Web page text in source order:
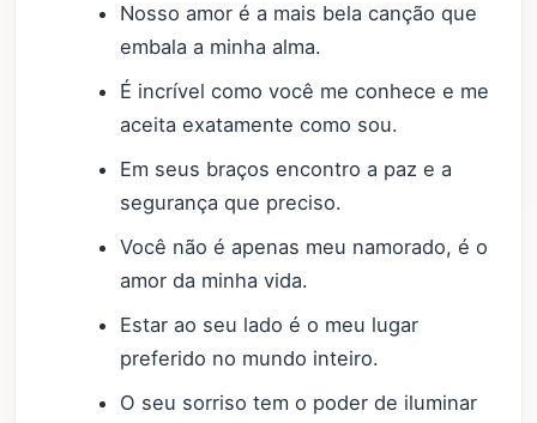
Nosso amor é a mais bela canção que
embala a minha alma.
É incrível como você me conhece e me
aceita exatamente como sou.
Em seus braços encontro a paz e a
segurança que preciso.
Você não é apenas meu namorado, é o
amor da minha vida.
Estar ao seu lado é o meu lugar
preferido no mundo inteiro.
O seu sorriso tem o poder de iluminar